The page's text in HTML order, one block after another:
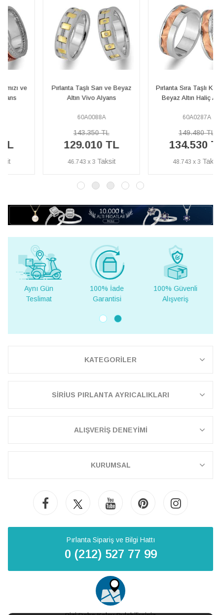
Pırlanta Taşlı Sarı ve Beyaz
Altın Vivo Alyans
143.350 TL
129.010 TL
Pırlanta Sıra Taşlı Kırmızı ve
Beyaz Altın Haliç Alyans
149.480 TL
134.530 TL
100% İade
Garantisi
100% Güvenli
Alışveriş
Yurt Dışına
Teslimat
KATEGORİLER
SİRİUS PIRLANTA AYRICALIKLARI
ALIŞVERİŞ DENEYİMİ
KURUMSAL
Pırlanta Sipariş ve Bilgi Hattı
0 (212) 527 77 99